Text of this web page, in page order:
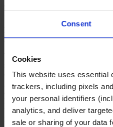
Consent
Cookies
This website uses essential
trackers, including pixels
your personal identifiers
analytics, and deliver
sale or sharing of your data
Regel nicht lange überleben.
Herausforderungen der Zukunft?
Wallenberg:
entwickeln. Draußen in der Welt
gekämpft und von den
aggressiv sein, sie müssen clever
Risiken einzugehen, um ihre
verteidigen. Wenn es uns gelingt,
meistern, erzeugen wir dadurch